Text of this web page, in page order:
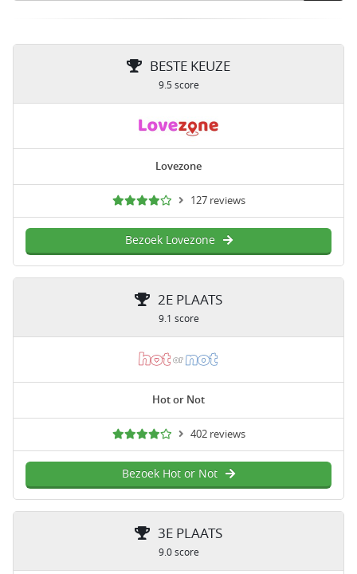
BESTE KEUZE
9.5 score
Lovezone
127 reviews
Bezoek Lovezone
2E PLAATS
9.1 score
Hot or Not
402 reviews
Bezoek Hot or Not
3E PLAATS
9.0 score